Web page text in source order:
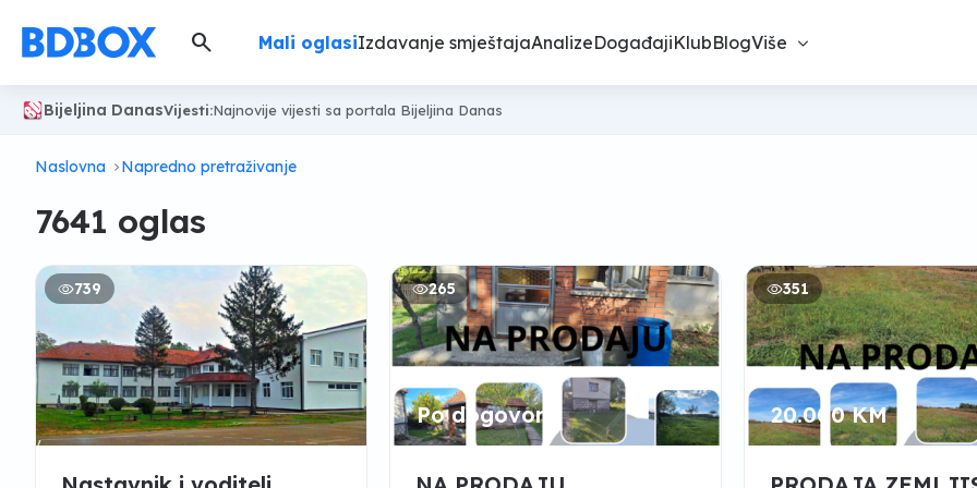
search Mali oglasiIzdavanje smještajaAnalizeDogađajiKlubBlogViše
Bijeljina DanasVijesti:Najnovije vijesti sa portala Bijeljina Danas
Naslovna Napredno pretraživanje
7641 oglas
739 265
Po dogovoru
351
20.000 KM